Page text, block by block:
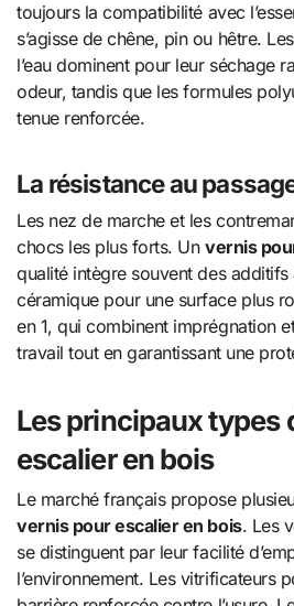
toujours la compatibilité avec
s’agisse de chêne, pin ou hêtre.
l’eau dominent pour leur séchage
odeur, tandis que les formules
tenue renforcée.
La résistance au
Les nez de marche et les
chocs les plus forts. Un vernis
qualité intègre souvent des
céramique pour une surface plus
en 1, qui combinent imprégnation
travail tout en garantissant une
Les principaux types
escalier en bois
Le marché français propose
vernis pour escalier en bois. Les
se distinguent par leur facilité
l’environnement. Les vitrificateurs